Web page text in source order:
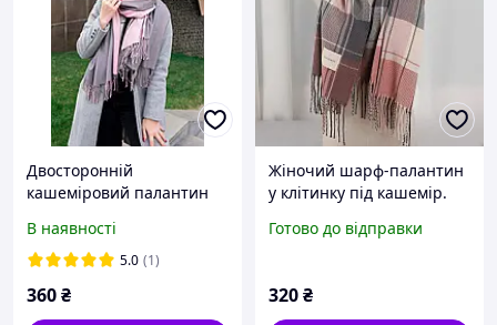
Двосторонній
кашеміровий палантин
LEONORA рожевий із
сірим
В наявності
5.0 (1)
360₴
Жіночий шарф-палантин
у клітинку під кашемір.
Готово до відправки
320₴